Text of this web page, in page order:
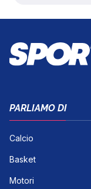
PARLIAMO DI
Calcio
Basket
Motori